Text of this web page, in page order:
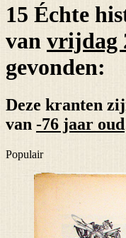
15 Échte
van vrijdag
gevonden:
Deze kranten
van -76 jaar oud
Populair